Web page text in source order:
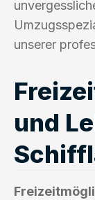
unserer
und